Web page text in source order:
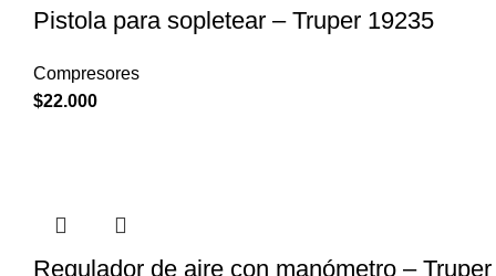
Pistola para sopletear – Truper 19235
Compresores
$22.000
Regulador de aire con manómetro –